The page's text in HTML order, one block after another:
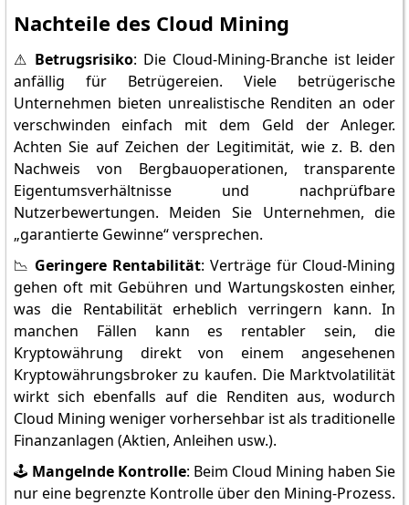
Nachteile des Cloud Mining
⚠️ Betrugsrisiko: Die Cloud-Mining-Branche ist leider
anfällig für Betrügereien. Viele betrügerische
Unternehmen bieten unrealistische Renditen an oder
verschwinden einfach mit dem Geld der Anleger.
Achten Sie auf Zeichen der Legitimität, wie z. B. den
Nachweis von Bergbauoperationen, transparente
Eigentumsverhältnisse und nachprüfbare
Nutzerbewertungen. Meiden Sie Unternehmen, die
„garantierte Gewinne“ versprechen.
📉 Geringere Rentabilität: Verträge für Cloud-Mining
gehen oft mit Gebühren und Wartungskosten einher,
was die Rentabilität erheblich verringern kann. In
manchen Fällen kann es rentabler sein, die
Kryptowährung direkt von einem angesehenen
Kryptowährungsbroker zu kaufen. Die Marktvolatilität
wirkt sich ebenfalls auf die Renditen aus, wodurch
Cloud Mining weniger vorhersehbar ist als traditionelle
Finanzanlagen (Aktien, Anleihen usw.).
🕹️ Mangelnde Kontrolle: Beim Cloud Mining haben Sie
nur eine begrenzte Kontrolle über den Mining-Prozess.